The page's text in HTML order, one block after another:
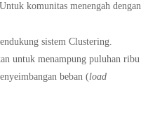
Untuk komunitas menengah dengan
sistem Clustering.
untuk menampung puluhan ribu
beban (load